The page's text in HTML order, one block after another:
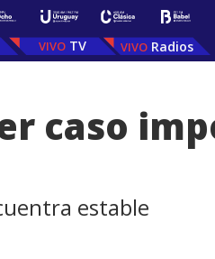
TV Radios
caso
estable